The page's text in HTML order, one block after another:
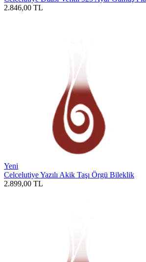
2.846,00 TL
Yeni
Celcelutiye Yazılı Akik Taşı Örgü Bileklik
2.899,00 TL